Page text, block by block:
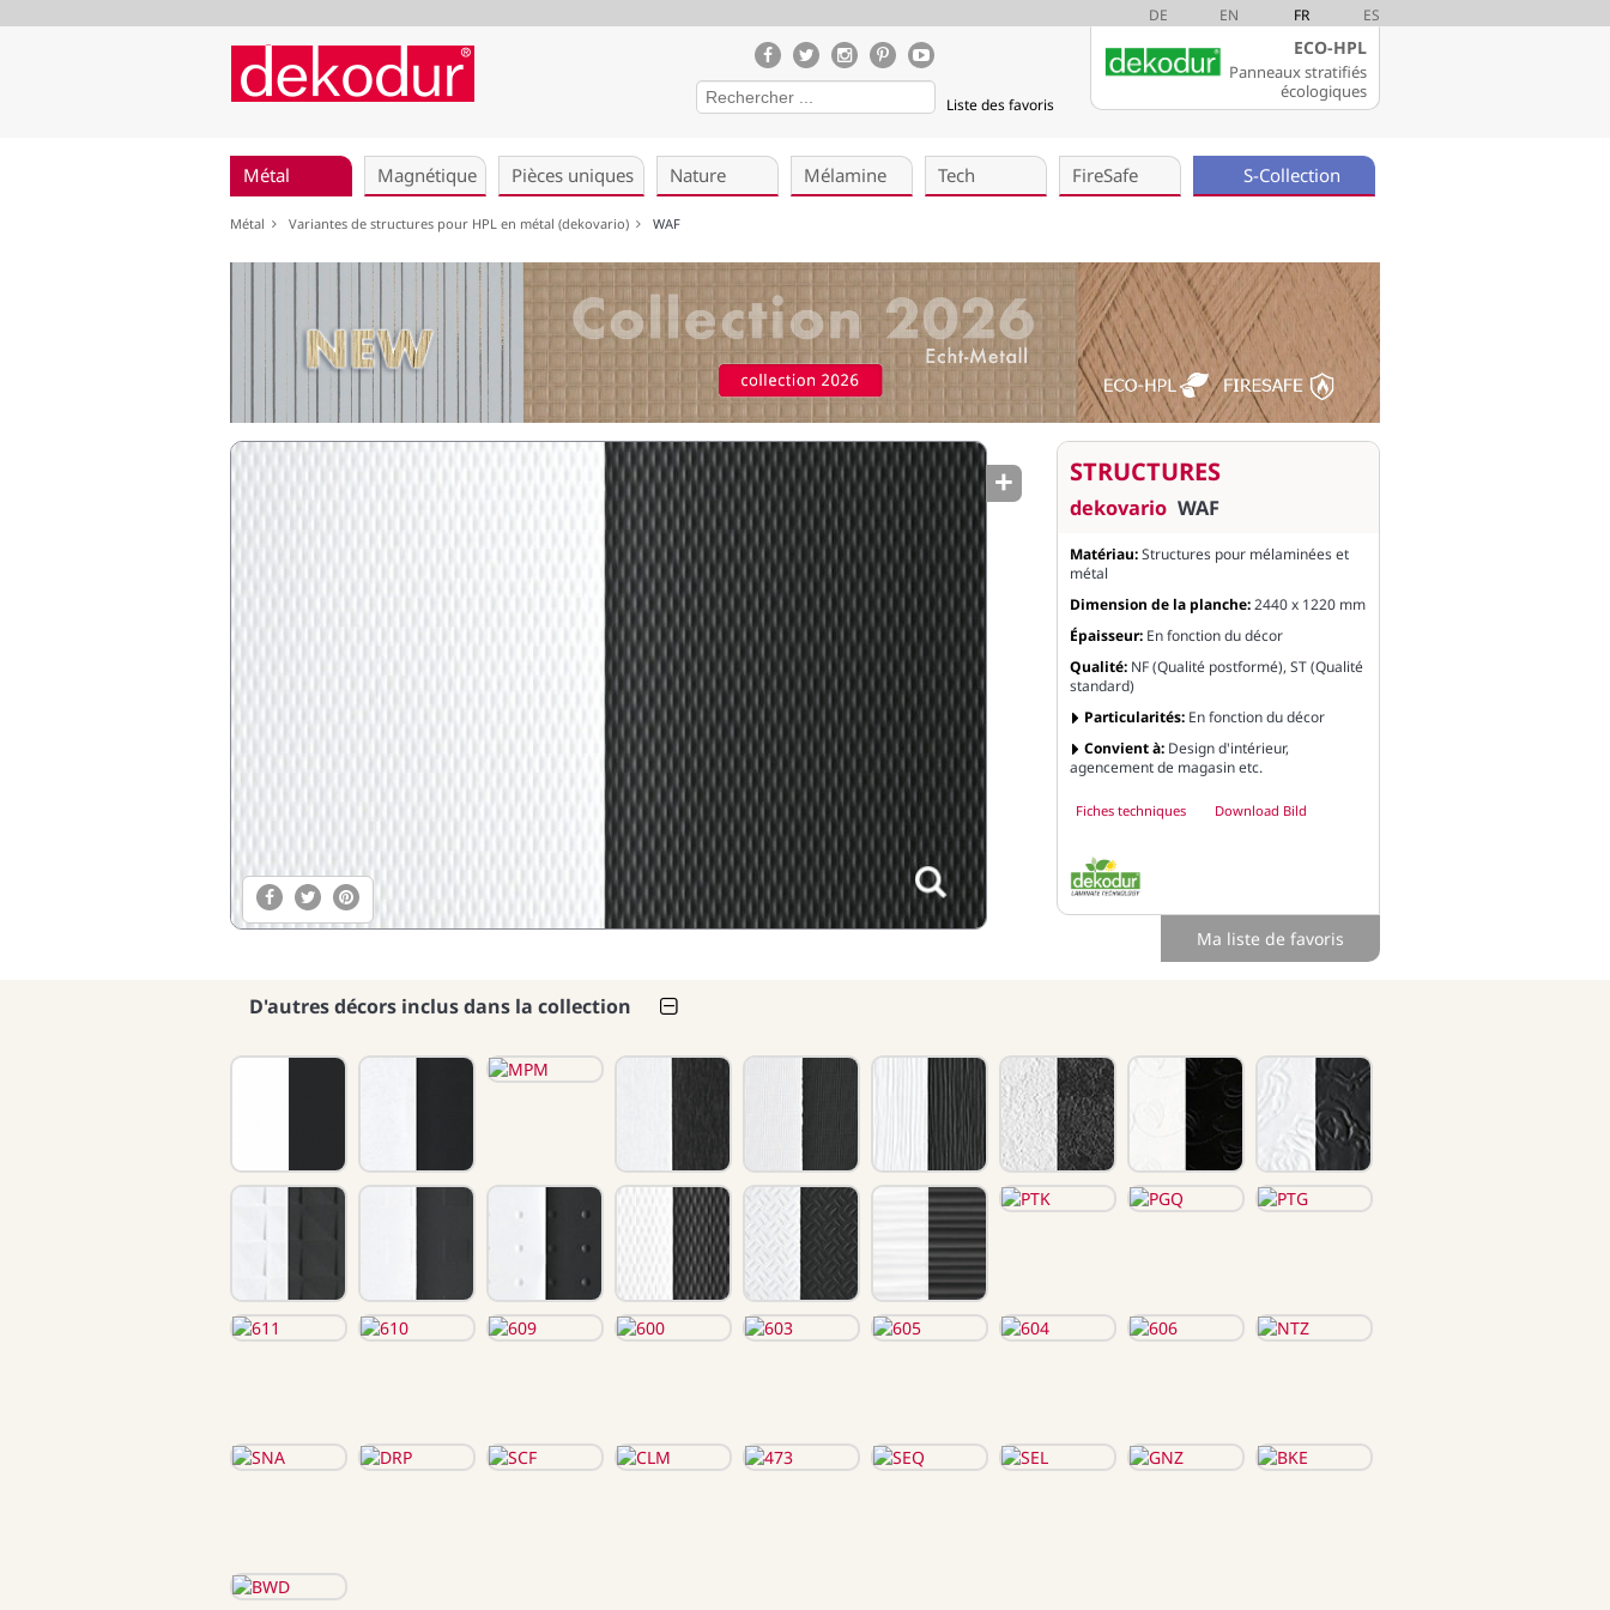
DE EN FR ES
Liste des favoris
ECO-HPL
Panneaux stratifiés
écologiques
Métal Magnétique Pièces uniques Nature Mélamine Tech FireSafe S-Collection
Métal Variantes de structures pour HPL en métal (dekovario) WAF
STRUCTURES
dekovario WAF
Matériau:Structures pour mélaminées et
métal
Dimension de la planche:2440 x 1220 mm
Épaisseur: En fonction du décor
Qualité: NF (Qualité postformé), ST (Qualité
standard)
Particularités: En fonction du décor
Convient à: Design d'intérieur,
agencement de magasin etc.
Fiches techniques Download Bild
Ma liste de favoris
D'autres décors inclus dans la collection